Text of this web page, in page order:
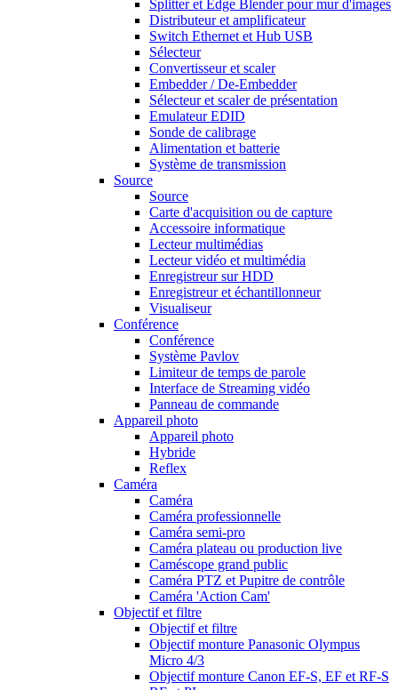
Splitter et Edge Blender pour mur d'images
Distributeur et amplificateur
Switch Ethernet et Hub USB
Sélecteur
Convertisseur et scaler
Embedder / De-Embedder
Sélecteur et scaler de présentation
Emulateur EDID
Sonde de calibrage
Alimentation et batterie
Système de transmission
Source
Source
Carte d'acquisition ou de capture
Accessoire informatique
Lecteur multimédias
Lecteur vidéo et multimédia
Enregistreur sur HDD
Enregistreur et échantillonneur
Visualiseur
Conférence
Conférence
Système Pavlov
Limiteur de temps de parole
Interface de Streaming vidéo
Panneau de commande
Appareil photo
Appareil photo
Hybride
Reflex
Caméra
Caméra
Caméra professionnelle
Caméra semi-pro
Caméra plateau ou production live
Caméscope grand public
Caméra PTZ et Pupitre de contrôle
Caméra 'Action Cam'
Objectif et filtre
Objectif et filtre
Objectif monture Panasonic Olympus
Micro 4/3
Objectif monture Canon EF-S, EF et RF-S